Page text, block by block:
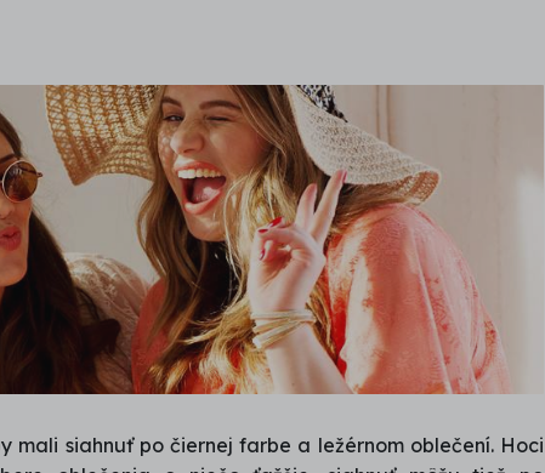
mali siahnuť po čiernej farbe a ležérnom oblečení. Hoci